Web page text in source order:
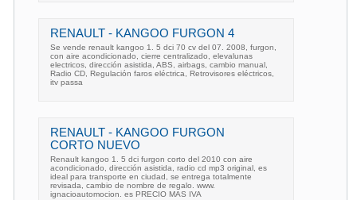
RENAULT - KANGOO FURGON 4
Se vende renault kangoo 1. 5 dci 70 cv del 07. 2008, furgon,
con aire acondicionado, cierre centralizado, elevalunas
electricos, dirección asistida, ABS, airbags, cambio manual,
Radio CD, Regulación faros eléctrica, Retrovisores eléctricos,
itv passa
RENAULT - KANGOO FURGON
CORTO NUEVO
Renault kangoo 1. 5 dci furgon corto del 2010 con aire
acondicionado, dirección asistida, radio cd mp3 original, es
ideal para transporte en ciudad, se entrega totalmente
revisada, cambio de nombre de regalo. www.
ignacioautomocion. es PRECIO MAS IVA